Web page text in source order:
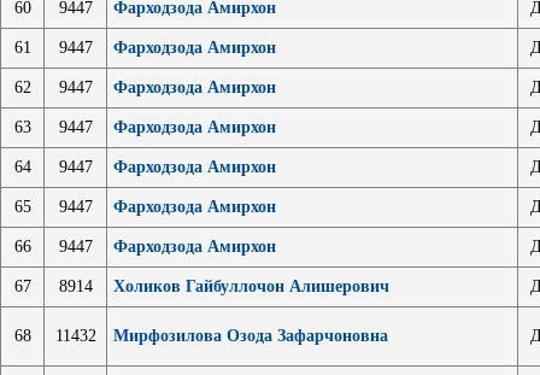
60 9447 Фарходзода Амирхон
61 9447 Фарходзода Амирхон
62 9447 Фарходзода Амирхон
63 9447 Фарходзода Амирхон
64 9447 Фарходзода Амирхон
65 9447 Фарходзода Амирхон
66 9447 Фарходзода Амирхон
67 8914 Холиков Гайбуллочон Алишерович
68 11432 Мирфозилова Озода Зафарчоновна